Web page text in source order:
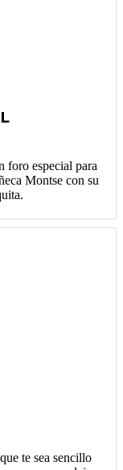
foro especial para
Montse con su
te sea sencillo